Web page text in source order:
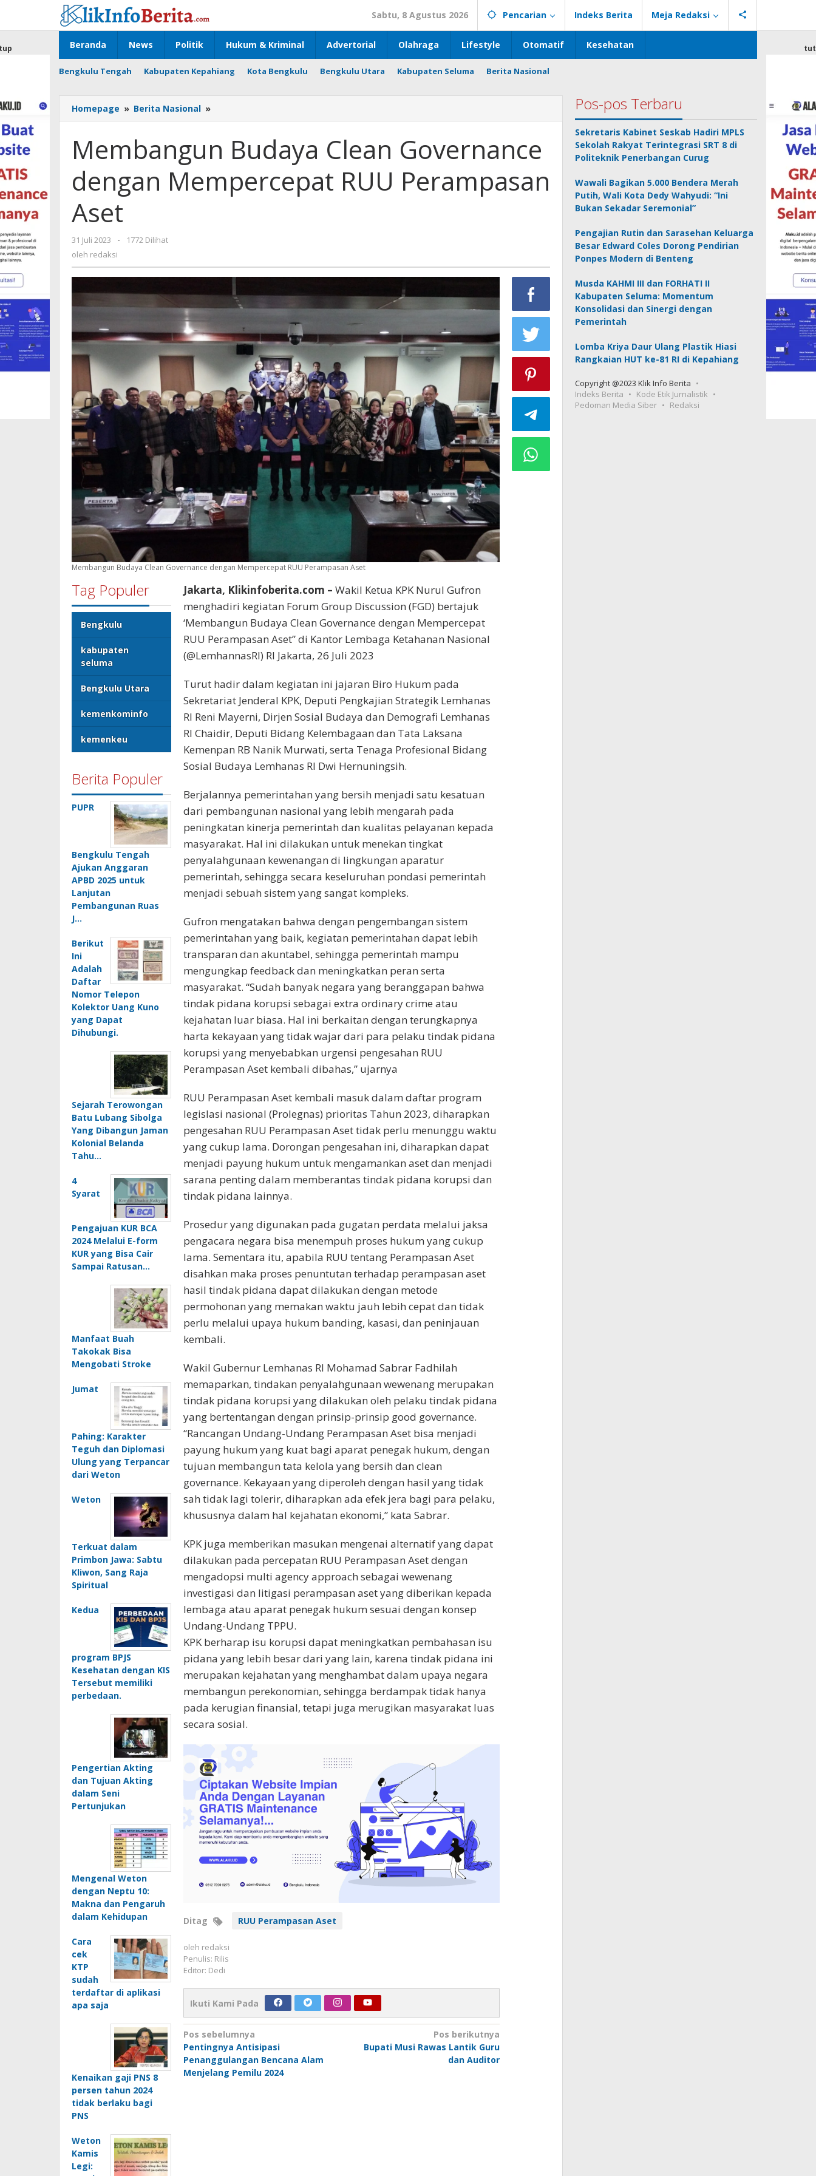
konten
Sabtu, 8 Agustus 2026 Pencarian Indeks Berita Meja Redaksi
Beranda News Politik Hukum & Kriminal Advertorial Olahraga Lifestyle Otomatif Kesehatan
Bengkulu Tengah Kabupaten Kepahiang Kota Bengkulu Bengkulu Utara Kabupaten Seluma Berita Nasional
Homepage » Berita Nasional »
Budaya
Governance
dengan
RUU
Perampasan
Membangun Budaya Clean Governance
dengan Mempercepat RUU Perampasan
Aset
31 Juli 2023
oleh
redaksi
-
1772 Dilihat
oleh redaksi
Membangun Budaya Clean Governance dengan Mempercepat RUU Perampasan Aset
Tag Populer
Bengkulu
kabupaten
seluma
Bengkulu Utara
kemenkominfo
kemenkeu
Berita Populer
PUPR
Bengkulu Tengah
Ajukan Anggaran
APBD 2025 untuk
Lanjutan
Pembangunan Ruas
J…
Berikut
Ini
Adalah
Daftar
Nomor Telepon
Kolektor Uang Kuno
yang Dapat
Dihubungi.
Sejarah Terowongan
Batu Lubang Sibolga
Yang Dibangun Jaman
Kolonial Belanda
Tahu…
4
Syarat
Pengajuan KUR BCA
2024 Melalui E-form
KUR yang Bisa Cair
Sampai Ratusan…
Manfaat Buah
Takokak Bisa
Mengobati Stroke
Jumat
Pahing: Karakter
Teguh dan Diplomasi
Ulung yang Terpancar
dari Weton
Weton
Terkuat dalam
Primbon Jawa: Sabtu
Kliwon, Sang Raja
Spiritual
Kedua
program BPJS
Kesehatan dengan KIS
Tersebut memiliki
perbedaan.
Pengertian Akting
dan Tujuan Akting
dalam Seni
Pertunjukan
Mengenal Weton
dengan Neptu 10:
Makna dan Pengaruh
dalam Kehidupan
Cara
cek
KTP
sudah
terdaftar di aplikasi
apa saja
Kenaikan gaji PNS 8
persen tahun 2024
tidak berlaku bagi
PNS
Weton
Kamis
Legi:
Jakarta, Klikinfoberita.com – Wakil Ketua KPK Nurul Gufron
menghadiri kegiatan Forum Group Discussion (FGD) bertajuk
‘Membangun Budaya Clean Governance dengan Mempercepat
RUU Perampasan Aset” di Kantor Lembaga Ketahanan Nasional
(@LemhannasRI) RI Jakarta, 26 Juli 2023
Turut hadir dalam kegiatan ini jajaran Biro Hukum pada
Sekretariat Jenderal KPK, Deputi Pengkajian Strategik Lemhanas
RI Reni Mayerni, Dirjen Sosial Budaya dan Demografi Lemhanas
RI Chaidir, Deputi Bidang Kelembagaan dan Tata Laksana
Kemenpan RB Nanik Murwati, serta Tenaga Profesional Bidang
Sosial Budaya Lemhanas RI Dwi Hernuningsih.
Berjalannya pemerintahan yang bersih menjadi satu kesatuan
dari pembangunan nasional yang lebih mengarah pada
peningkatan kinerja pemerintah dan kualitas pelayanan kepada
masyarakat. Hal ini dilakukan untuk menekan tingkat
penyalahgunaan kewenangan di lingkungan aparatur
pemerintah, sehingga secara keseluruhan pondasi pemerintah
menjadi sebuah sistem yang sangat kompleks.
Gufron mengatakan bahwa dengan pengembangan sistem
pemerintahan yang baik, kegiatan pemerintahan dapat lebih
transparan dan akuntabel, sehingga pemerintah mampu
mengungkap feedback dan meningkatkan peran serta
masyarakat. “Sudah banyak negara yang beranggapan bahwa
tindak pidana korupsi sebagai extra ordinary crime atau
kejahatan luar biasa. Hal ini berkaitan dengan terungkapnya
harta kekayaan yang tidak wajar dari para pelaku tindak pidana
korupsi yang menyebabkan urgensi pengesahan RUU
Perampasan Aset kembali dibahas,” ujarnya
RUU Perampasan Aset kembali masuk dalam daftar program
legislasi nasional (Prolegnas) prioritas Tahun 2023, diharapkan
pengesahan RUU Perampasan Aset tidak perlu menunggu waktu
yang cukup lama. Dorongan pengesahan ini, diharapkan dapat
menjadi payung hukum untuk mengamankan aset dan menjadi
sarana penting dalam memberantas tindak pidana korupsi dan
tindak pidana lainnya.
Prosedur yang digunakan pada gugatan perdata melalui jaksa
pengacara negara bisa menempuh proses hukum yang cukup
lama. Sementara itu, apabila RUU tentang Perampasan Aset
disahkan maka proses penuntutan terhadap perampasan aset
hasil tindak pidana dapat dilakukan dengan metode
permohonan yang memakan waktu jauh lebih cepat dan tidak
perlu melalui upaya hukum banding, kasasi, dan peninjauan
kembali.
Wakil Gubernur Lemhanas RI Mohamad Sabrar Fadhilah
memaparkan, tindakan penyalahgunaan wewenang merupakan
tindak pidana korupsi yang dilakukan oleh pelaku tindak pidana
yang bertentangan dengan prinsip-prinsip good governance.
“Rancangan Undang-Undang Perampasan Aset bisa menjadi
payung hukum yang kuat bagi aparat penegak hukum, dengan
tujuan membangun tata kelola yang bersih dan clean
governance. Kekayaan yang diperoleh dengan hasil yang tidak
sah tidak lagi tolerir, diharapkan ada efek jera bagi para pelaku,
khususnya dalam hal kejahatan ekonomi,” kata Sabrar.
KPK juga memberikan masukan mengenai alternatif yang dapat
dilakukan pada percepatan RUU Perampasan Aset dengan
mengadopsi multi agency approach sebagai wewenang
investigasi dan litigasi perampasan aset yang diberikan kepada
lembaga atau aparat penegak hukum sesuai dengan konsep
Undang-Undang TPPU.
KPK berharap isu korupsi dapat meningkatkan pembahasan isu
pidana yang lebih besar dari yang lain, karena tindak pidana ini
merupakan kejahatan yang menghambat dalam upaya negara
membangun perekonomian, sehingga berdampak tidak hanya
pada kerugian finansial, tetapi juga merugikan masyarakat luas
secara sosial.
Ditag RUU Perampasan Aset
oleh redaksi
Penulis: Rilis
Editor: Dedi
Ikuti Kami Pada
Navigasi
pos
Pos sebelumnya
Pentingnya Antisipasi
Penanggulangan Bencana Alam
Menjelang Pemilu 2024
Pos berikutnya
Bupati Musi Rawas Lantik Guru
dan Auditor
Pos-pos Terbaru
Sekretaris Kabinet Seskab Hadiri MPLS
Sekolah Rakyat Terintegrasi SRT 8 di
Politeknik Penerbangan Curug
Wawali Bagikan 5.000 Bendera Merah
Putih, Wali Kota Dedy Wahyudi: “Ini
Bukan Sekadar Seremonial”
Pengajian Rutin dan Sarasehan Keluarga
Besar Edward Coles Dorong Pendirian
Ponpes Modern di Benteng
Musda KAHMI III dan FORHATI II
Kabupaten Seluma: Momentum
Konsolidasi dan Sinergi dengan
Pemerintah
Lomba Kriya Daur Ulang Plastik Hiasi
Rangkaian HUT ke-81 RI di Kepahiang
Copyright @2023 Klik Info Berita
Indeks Berita
Kode Etik Jurnalistik
Pedoman Media Siber
Redaksi